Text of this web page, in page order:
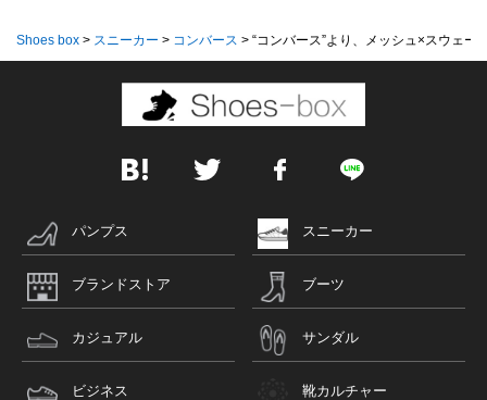
Shoes box > スニーカー > コンバース > “コンバース”より、メッシュ×スウェー
パンプス スニーカー
ブランドストア ブーツ
カジュアル サンダル
ビジネス 靴カルチャー